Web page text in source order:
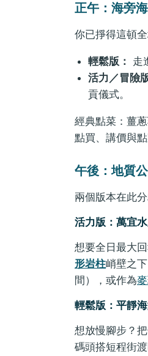
正午：海旁
你已掙得這頓
輕鬆版： 走
活力／冒險
貢儀式。
經典點菜：薑蔥
點買、講價與點
午後：地質
兩個版本在此分
活力版：萬宜
想要全日最大
形岩柱峭壁之
間），或作為
輕鬆版：平靜
想放慢腳步？
碼頭搭短程街